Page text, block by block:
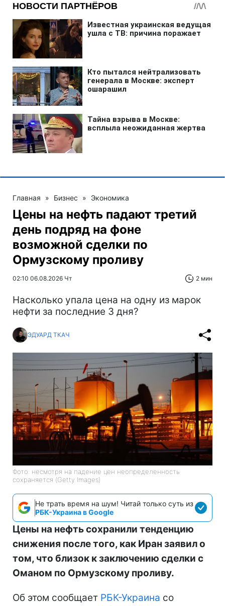
Главная » Бизнес » Экономика
Цены на нефть падают третий
день подряд на фоне
возможной сделки по
Ормузскому проливу
02:10 06.08.2026 Чт 2 мин
Насколько упала цена на одну из марок
нефти за последние 3 дня?
ЭДУАРД ТКАЧ
Фото: несмотря на падение цен неопределенность
сохраняется (Getty Images)
Не трать время на шум! Читай только суть из
РБК-Украина в Google
Цены на нефть сохранили тенденцию
снижения после того, как Иран заявил о
том, что близок к заключению сделки с
Оманом по Ормузскому проливу.
Об этом сообщает РБК-Украина со